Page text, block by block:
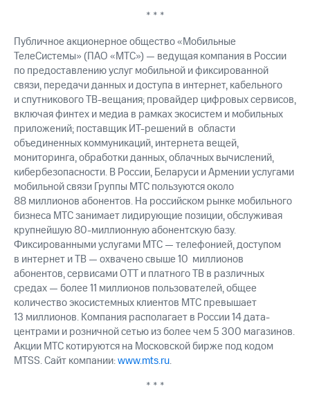
* * *
Публичное акционерное общество «Мобильные
ТелеСистемы» (ПАО «МТС») — ведущая компания в России
по предоставлению услуг мобильной и фиксированной
связи, передачи данных и доступа в интернет, кабельного
и спутникового ТВ-вещания; провайдер цифровых сервисов,
включая финтех и медиа в рамках экосистем и мобильных
приложений; поставщик ИТ-решений в области
объединенных коммуникаций, интернета вещей,
мониторинга, обработки данных, облачных вычислений,
кибербезопасности. В России, Беларуси и Армении услугами
мобильной связи Группы МТС пользуются около
88 миллионов абонентов. На российском рынке мобильного
бизнеса МТС занимает лидирующие позиции, обслуживая
крупнейшую 80-миллионную абонентскую базу.
Фиксированными услугами МТС — телефонией, доступом
в интернет и ТВ — охвачено свыше 10 миллионов
абонентов, сервисами OTT и платного ТВ в различных
средах — более 11 миллионов пользователей, общее
количество экосистемных клиентов МТС превышает
13 миллионов. Компания располагает в России 14 дата-
центрами и розничной сетью из более чем 5 300 магазинов.
Акции МТС котируются на Московской бирже под кодом
MTSS. Сайт компании:www.mts.ru.
* * *